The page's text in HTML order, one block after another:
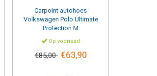
Carpoint autohoes
Volkswagen Polo Ultimate
Protection M
Op voorraad
€85,00 €63,90